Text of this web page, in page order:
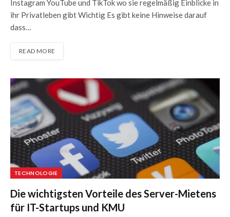
Instagram YouTube und TikTok wo sie regelmäßig Einblicke in
ihr Privatleben gibt Wichtig Es gibt keine Hinweise darauf
dass…
READ MORE
TECHNOLOGIE
Die wichtigsten Vorteile des Server-Mietens
für IT-Startups und KMU